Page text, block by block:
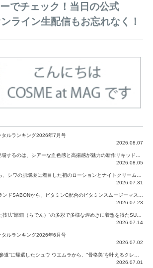
でチェック！当日の公式
ライン生配信もお忘れなく！
ルランキング2026年7月号
2026.08.07
まもなくNARSから登場するのは、シアーな血色感と高揚感が魅力の新作リキッドブラッシュ「インセイシャブル リキッドブラッシュ」と、ゴールデンアワーに染まる空にインスピレーションを得た「アフターグロー リップシャイン」の新色！夏をハックして！
2026.08.05
リンクルショットから、シワの肌環境に着目した初のローションとナイトクリームが登場！デイリーケアで、シワ特有の肌環境を改善し、シワが目立たない肌へと導きます。
2026.07.31
ナチュラルコスメブランドSABONから、ビタミンC配合のビタミンスムージーマスク「ラディアンスマスク」と、ペパーミントにオーガニックハーブを凝縮したジェルの涼感トリートメント美容液「スカルプセラム リフレッシング」が登場！日々のデイリーケアで、過酷な猛暑で疲れた肌や頭皮をサポート、心地よくリフレッシュし、優しく肌を整えます。
2026.07.23
神秘的な輝きを秘めた技法“螺鈿（らでん）”の多彩で多様な煌めきに着想を得たSUQQUの2026 秋 カラーコレクションから登場するのは、艶然と輝くアイシャドウや偏光パールを配したフェイスカラー、繊細なパールの煌めくネイル、そしてそれらを際立てる“朧げな艶”を秘めた新リクイドリップ「ブラー リクイド リップ」。強さを秘めたまろやかな洗練の表情に。
2026.07.14
ルランキング2026年6月号
2026.07.02
ブランド発祥の地“表参道”に帰還したシュウ ウエムラから、“骨格美“を叶えるクレヨンタイプのフェイスカラー「スカルプト クレヨン」と、ブランド初のリノベーションで進化した名品アイブロウ「ハード フォーミュラ ハード 10」が登場！
2026.07.01